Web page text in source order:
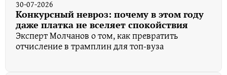
30-07-2026
Конкурсный невроз: почему в этом году
даже платка не вселяет спокойствия
Эксперт Молчанов о том, как превратить
отчисление в трамплин для топ-вуза